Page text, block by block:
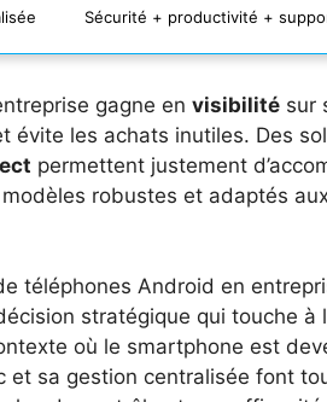
Sécurité + productivité +
gagne en visibilité sur
évite les achats inutiles. Des
permettent justement
robustes et adaptés
téléphones Android en
stratégique qui touche
où le smartphone est
et sa gestion centralisée font